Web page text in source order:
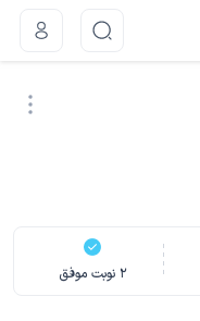
2 نوبت موفق